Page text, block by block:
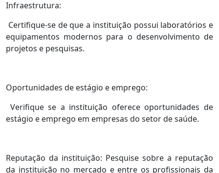
Infraestrutura:
Certifique-se de que a instituição possui laboratórios e
equipamentos modernos para o desenvolvimento de
projetos e pesquisas.
Oportunidades de estágio e emprego:
Verifique se a instituição oferece oportunidades de
estágio e emprego em empresas do setor de saúde.
Reputação da instituição: Pesquise sobre a reputação
da instituição no mercado e entre os profissionais da